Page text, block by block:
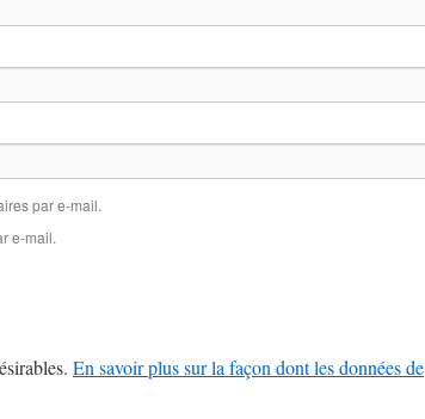
par e-mail.
e-mail.
En savoir plus sur la façon dont les données de